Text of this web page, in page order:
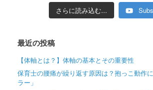
さらに読み込む...
最近の投稿
【体軸とは？】体軸の基本とその重要性
保育士の腰痛が繰り返す原因は？抱っこ動作
ラー」